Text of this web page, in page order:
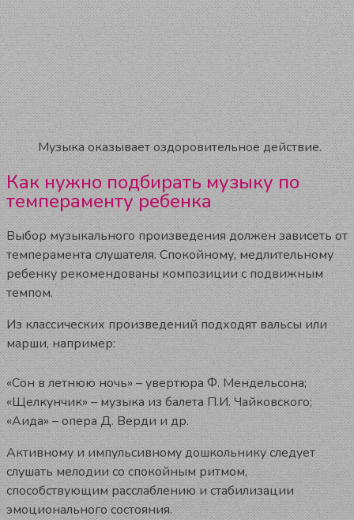
Музыка оказывает оздоровительное действие.
Как нужно подбирать музыку по
темпераменту ребенка
Выбор музыкального произведения должен зависеть от
темперамента слушателя. Спокойному, медлительному
ребенку рекомендованы композиции с подвижным
темпом.
Из классических произведений подходят вальсы или
марши, например:
«Сон в летнюю ночь» – увертюра Ф. Мендельсона;
«Щелкунчик» – музыка из балета П.И. Чайковского;
«Аида» – опера Д. Верди и др.
Активному и импульсивному дошкольнику следует
слушать мелодии со спокойным ритмом,
способствующим расслаблению и стабилизации
эмоционального состояния.